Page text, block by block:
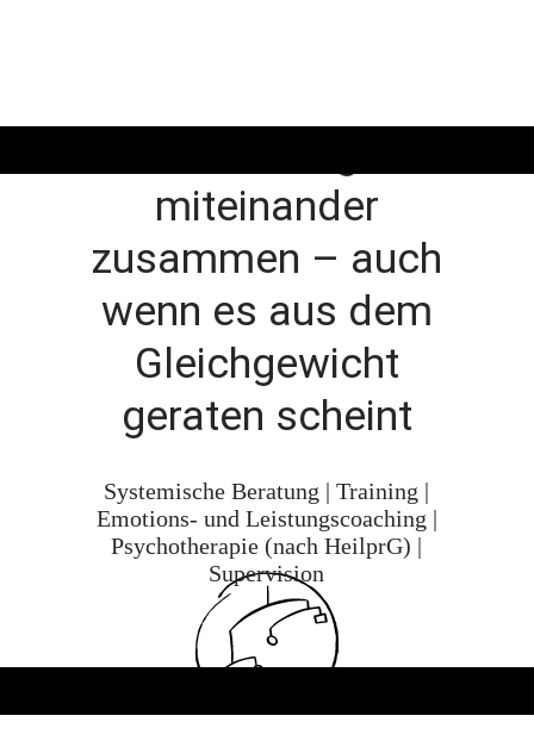
miteinander
zusammen – auch
wenn es aus dem
Gleichgewicht
geraten scheint
Systemische Beratung | Training |
Emotions- und Leistungscoaching |
Psychotherapie (nach HeilprG) |
Supervision